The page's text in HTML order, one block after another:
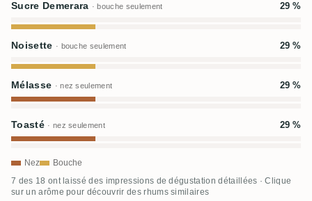
Sucre Demerara · bouche seulement 29 %
Noisette · bouche seulement 29 %
Mélasse · nez seulement 29 %
Toasté · nez seulement 29 %
Nez Bouche
7 des 18 ont laissé des impressions de dégustation détaillées · Clique
sur un arôme pour découvrir des rhums similaires